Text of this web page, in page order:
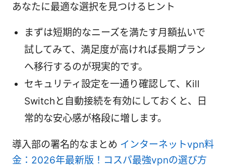
あなたに最適な選択を見つけるヒント
まずは短期的なニーズを満たす月額払いで
試してみて、満足度が高ければ長期プラン
へ移行するのが現実的です。
セキュリティ設定を一通り確認して、Kill
Switchと自動接続を有効にしておくと、日
常的な安心感が格段に増します。
導入部の署名的なまとめ インターネットvpn料
金：2026年最新版！コスパ最強vpnの選び方